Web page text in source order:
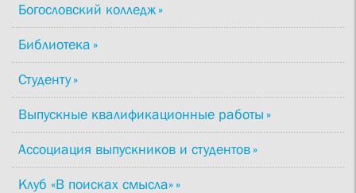
Богословский колледж
Библиотека
Студенту
Выпускные квалификационные работы
Ассоциация выпускников и студентов
Клуб «В поисках смысла»